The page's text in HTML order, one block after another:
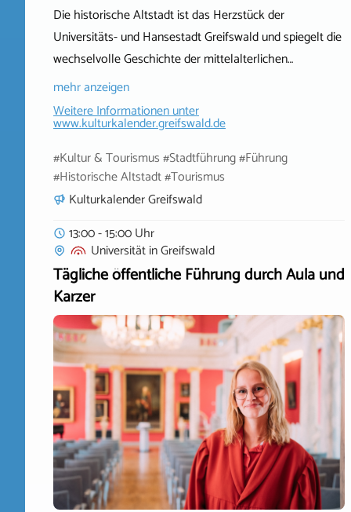
Die historische Altstadt ist das Herzstück der
Universitäts- und Hansestadt Greifswald und spiegelt die
wechselvolle Geschichte der mittelalterlichen…
mehr anzeigen
Weitere Informationen unter
www.kulturkalender.greifswald.de
#Kultur & Tourismus #Stadtführung #Führung
#Historische Altstadt #Tourismus
Kulturkalender Greifswald
13:00 - 15:00 Uhr
UniversitätinGreifswald
Tägliche öffentliche Führung durch Aula und
Karzer